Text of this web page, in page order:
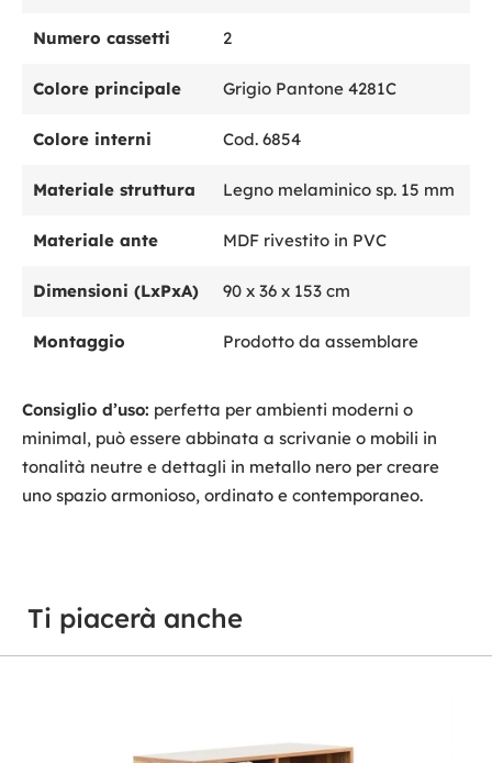
Numero cassetti 2
Colore principale Grigio Pantone 4281C
Colore interni Cod. 6854
Materiale struttura Legno melaminico sp. 15 mm
Materiale ante MDF rivestito in PVC
Dimensioni (LxPxA) 90 x 36 x 153 cm
Montaggio Prodotto da assemblare
Consiglio d’uso: perfetta per ambienti moderni o
minimal, può essere abbinata a scrivanie o mobili in
tonalità neutre e dettagli in metallo nero per creare
uno spazio armonioso, ordinato e contemporaneo.
Ti piacerà anche